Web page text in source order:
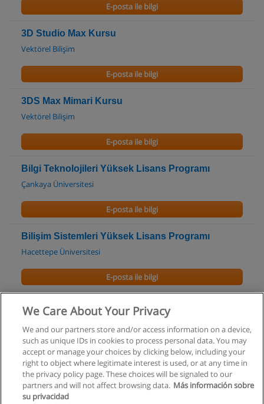
E-posta ile bilgi
3D Studio Max Kursu
Vektörel Bilişim
E-posta ile bilgi
3DS Max Mimari Kursu
Vektörel Bilişim
E-posta ile bilgi
Bilgi Teknolojileri Yüksek Lisans Programı
Çankaya Üniversitesi
E-posta ile bilgi
Bilişim Sistemleri Yüksek Lisans Programı
Hacettepe Üniversitesi
E-posta ile bilgi
Kullanım koşulları
Gizlilik politikası
İletişim Educaedu
We Care About Your Privacy
We and our partners store and/or access information on a device,
such as unique IDs in cookies to process personal data. You may
accept or manage your choices by clicking below, including your
right to object where legitimate interest is used, or at any time in
the privacy policy page. These choices will be signaled to our
partners and will not affect browsing data. Más información sobre
su privacidad